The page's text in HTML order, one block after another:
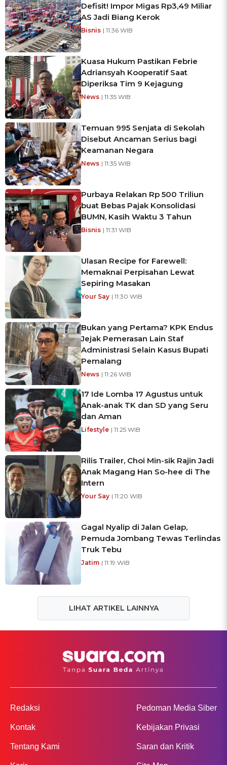
Defisit! Impor Migas Rp3,49 Miliar
AS Jadi Biang Kerok
Bisnis | 11:36 WIB
Kuasa Hukum Pastikan Febrie
Adriansyah Kooperatif Saat
Diperiksa Tim 9 Kejagung
News | 11:35 WIB
Temuan 995 Senjata di Sekolah
Disebut Ancaman Serius bagi
Keamanan Negara
News | 11:35 WIB
Purbaya Relakan Rp 500 Triliun
buat Bebas Pajak Konsolidasi
BUMN, Kasih Waktu 3 Tahun
Bisnis | 11:31 WIB
Ulasan Recipe for Farewell:
Memaknai Perpisahan Lewat
Sepiring Masakan
Your Say | 11:30 WIB
Bukan yang Pertama? KPK Endus
Jejak Pemerasan Lain Staf
Administrasi Selain Kasus Bupati
Pemalang
News | 11:26 WIB
17 Ide Lomba 17 Agustus untuk
Anak-anak TK dan SD yang Seru
dan Aman
Lifestyle | 11:25 WIB
Rilis Trailer, Choi Min-sik Rajin Jadi
Anak Magang Han So-hee di The
Intern
Your Say | 11:20 WIB
Gagal Nyalip di Jalan Gelap,
Pemuda Jombang Tewas Terlindas
Truk Tebu
Jatim | 11:19 WIB
LIHAT ARTIKEL LAINNYA
Redaksi
Kontak
Tentang Kami
Pedoman Media Siber
Kebijakan Privasi
Saran dan Kritik